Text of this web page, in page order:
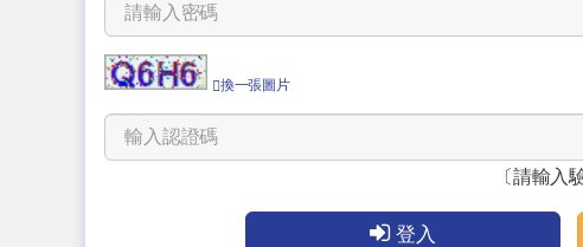
換一張圖片
〔請輸入
登入